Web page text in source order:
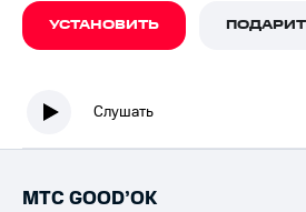
УСТАНОВИТЬ
Слушать
МТС GOOD’OK